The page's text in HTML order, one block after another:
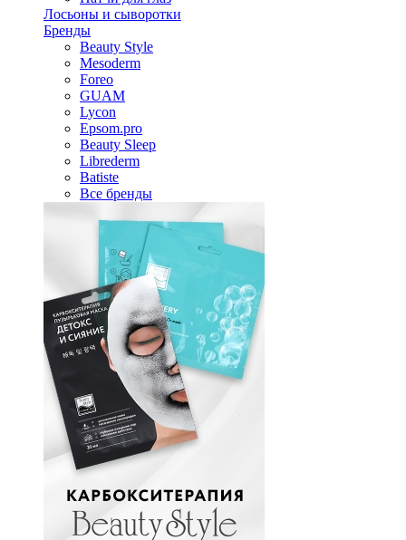
Лосьоны и сыворотки
Бренды
Beauty Style
Mesoderm
Foreo
GUAM
Lycon
Epsom.pro
Beauty Sleep
Librederm
Batiste
Все бренды